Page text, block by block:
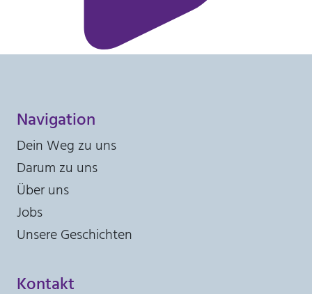
Navigation
Dein Weg zu uns
Darum zu uns
Über uns
Jobs
Unsere Geschichten
Kontakt